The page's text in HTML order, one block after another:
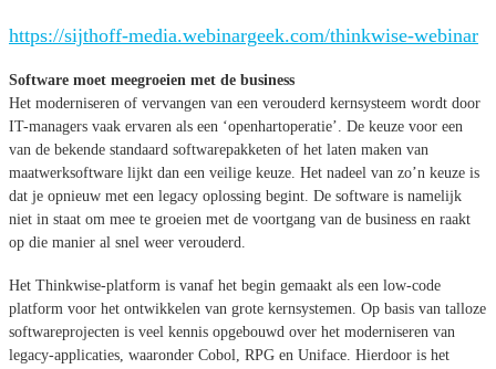
https://sijthoff-media.webinargeek.com/thinkwise-webinar
Software moet meegroeien met de business
Het moderniseren of vervangen van een verouderd kernsysteem wordt door
IT-managers vaak ervaren als een ‘openhartoperatie’. De keuze voor een
van de bekende standaard softwarepakketen of het laten maken van
maatwerksoftware lijkt dan een veilige keuze. Het nadeel van zo’n keuze is
dat je opnieuw met een legacy oplossing begint. De software is namelijk
niet in staat om mee te groeien met de voortgang van de business en raakt
op die manier al snel weer verouderd.
Het Thinkwise-platform is vanaf het begin gemaakt als een low-code
platform voor het ontwikkelen van grote kernsystemen. Op basis van talloze
softwareprojecten is veel kennis opgebouwd over het moderniseren van
legacy-applicaties, waaronder Cobol, RPG en Uniface. Hierdoor is het